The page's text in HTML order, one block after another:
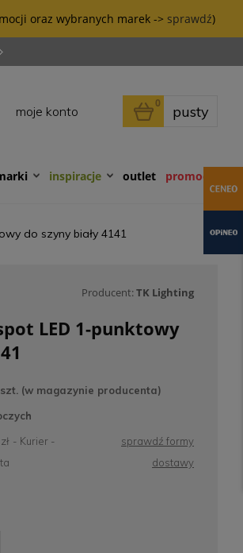
oraz wybranych marek -> sprawdź)
moje konto pusty
0
outlet promocje
inspiracje
do szyny biały 4141
Producent:TK Lighting
LED 1-punktowy
(w magazynie producenta)
- Kurier -
sprawdź formy
dostawy